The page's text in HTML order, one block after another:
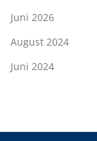
Juni 2026
August 2024
Juni 2024